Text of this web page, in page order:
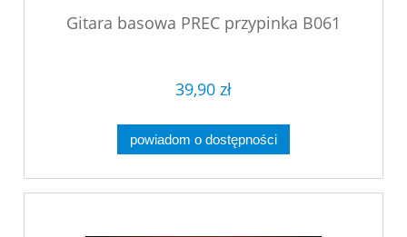
Gitara basowa PREC przypinka B061
39,90 zł
powiadom o dostępności